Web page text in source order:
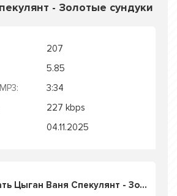
- Золотые сундуки
207
5.85
3:34
227 kbps
04.11.2025
Слушать Цыган Ваня Спекулянт - Золотые сундуки